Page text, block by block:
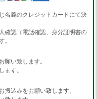
名義のクレジットカードにて決
確認（電話確認、身分証明書の
。
願い致します。
ます。
振込みをお願い致します。